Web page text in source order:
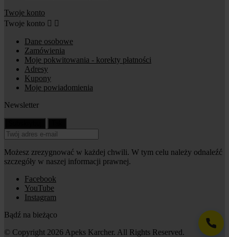
Twoje konto
Twoje konto  
Dane osobowe
Zamówienia
Moje pokwitowania - korekty płatności
Adresy
Kupony
Moje powiadomienia
Newsletter
Możesz zrezygnować w każdej chwili. W tym celu należy odnaleźć
szczegóły w naszej informacji prawnej.
Facebook
YouTube
Instagram
Bądź na bieżąco
© Copyright 2026 Apeks Karcher. All Rights Reserved.